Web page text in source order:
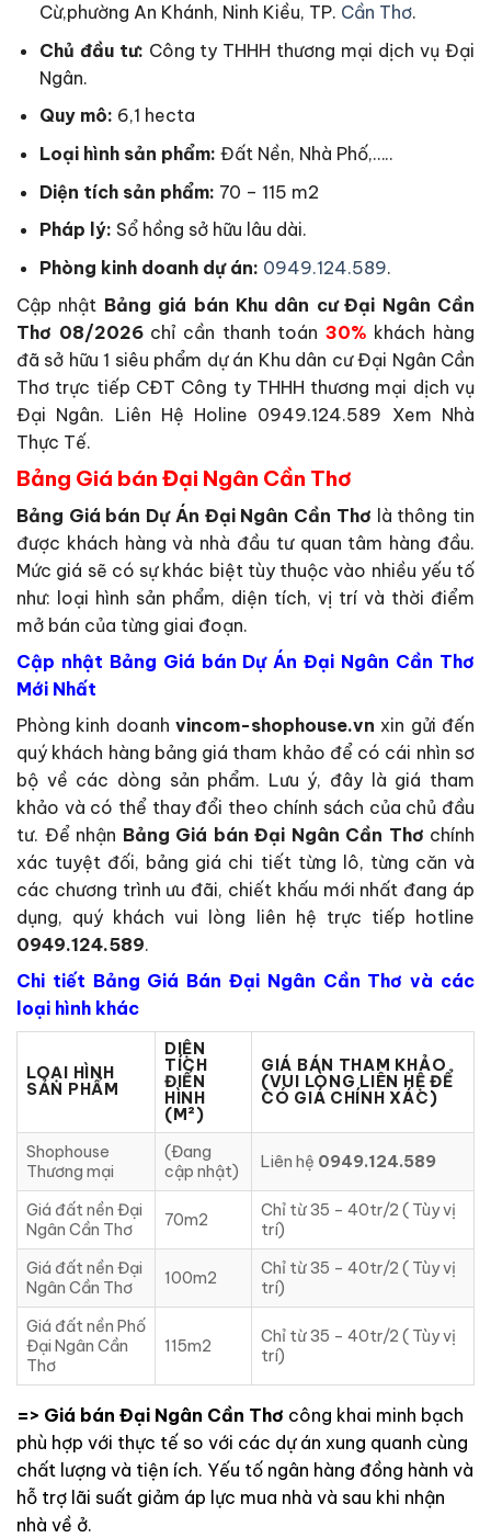
Cừ,phường An Khánh, Ninh Kiều, TP. Cần Thơ.
Chủ đầu tư: Công ty THHH thương mại dịch vụ Đại
Ngân.
Quy mô: 6,1 hecta
Loại hình sản phẩm: Đất Nền, Nhà Phố,…..
Diện tích sản phẩm: 70 – 115 m2
Pháp lý: Sổ hồng sở hữu lâu dài.
Phòng kinh doanh dự án: 0949.124.589.
Cập nhật Bảng giá bán Khu dân cư Đại Ngân Cần
Thơ 08/2026chỉ cần thanh toán 30% khách hàng
đã sở hữu 1 siêu phẩm dự án Khu dân cư Đại Ngân Cần
Thơ trực tiếp CĐT Công ty THHH thương mại dịch vụ
Đại Ngân. Liên Hệ Holine 0949.124.589 Xem Nhà
Thực Tế.
Bảng Giá bán Đại Ngân Cần Thơ
Bảng Giá bán Dự Án Đại Ngân Cần Thơ là thông tin
được khách hàng và nhà đầu tư quan tâm hàng đầu.
Mức giá sẽ có sự khác biệt tùy thuộc vào nhiều yếu tố
như: loại hình sản phẩm, diện tích, vị trí và thời điểm
mở bán của từng giai đoạn.
Cập nhật Bảng Giá bán Dự Án Đại Ngân Cần Thơ
Mới Nhất
Phòng kinh doanh vincom-shophouse.vn xin gửi đến
quý khách hàng bảng giá tham khảo để có cái nhìn sơ
bộ về các dòng sản phẩm. Lưu ý, đây là giá tham
khảo và có thể thay đổi theo chính sách của chủ đầu
tư. Để nhận Bảng Giá bán Đại Ngân Cần Thơ chính
xác tuyệt đối, bảng giá chi tiết từng lô, từng căn và
các chương trình ưu đãi, chiết khấu mới nhất đang áp
dụng, quý khách vui lòng liên hệ trực tiếp hotline
0949.124.589.
Chi tiết Bảng Giá Bán Đại Ngân Cần Thơ và các
loại hình khác
LOẠI HÌNH
SẢN PHẨM
DIỆN
TÍCH
ĐIỂN
HÌNH
(M²)
GIÁ BÁN THAM KHẢO
(VUI LÒNG LIÊN HỆ ĐỂ
CÓ GIÁ CHÍNH XÁC)
Shophouse
Thương mại
(Đang
cập nhật)
Liên hệ 0949.124.589
Giá đất nền Đại
Ngân Cần Thơ
70m2
Chỉ từ 35 – 40tr/2 ( Tùy vị
trí)
Giá đất nền Đại
Ngân Cần Thơ
100m2
Chỉ từ 35 – 40tr/2 ( Tùy vị
trí)
Giá đất nền Phố
Đại Ngân Cần
Thơ
115m2
Chỉ từ 35 – 40tr/2 ( Tùy vị
trí)
=> Giá bán Đại Ngân Cần Thơ công khai minh bạch
phù hợp với thực tế so với các dự án xung quanh cùng
chất lượng và tiện ích. Yếu tố ngân hàng đồng hành và
hỗ trợ lãi suất giảm áp lực mua nhà và sau khi nhận
nhà về ở.